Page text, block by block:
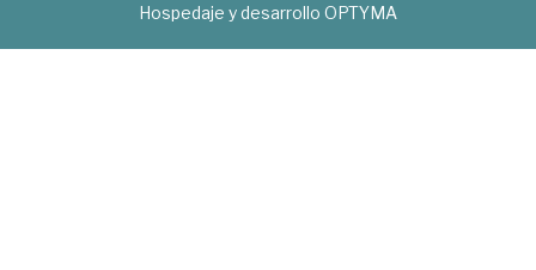
Hospedaje y desarrollo OPTYMA